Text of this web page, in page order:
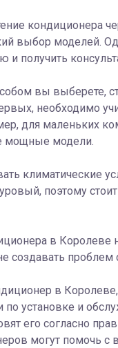
кондиционера
выбор моделей.
получить
вы выберете,
необходимо
для маленьких
мощные модели.
климатические
поэтому
в
создавать проблем
в
по установке и
его согласно
могут помочь